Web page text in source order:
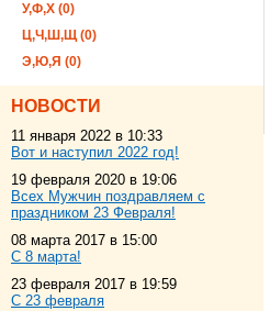
У,Ф,Х (0)
Ц,Ч,Ш,Щ (0)
Э,Ю,Я (0)
НОВОСТИ
11 января 2022 в 10:33
Вот и наступил 2022 год!
19 февраля 2020 в 19:06
Всех Мужчин поздравляем с
праздником 23 Февраля!
08 марта 2017 в 15:00
С 8 марта!
23 февраля 2017 в 19:59
С 23 февраля